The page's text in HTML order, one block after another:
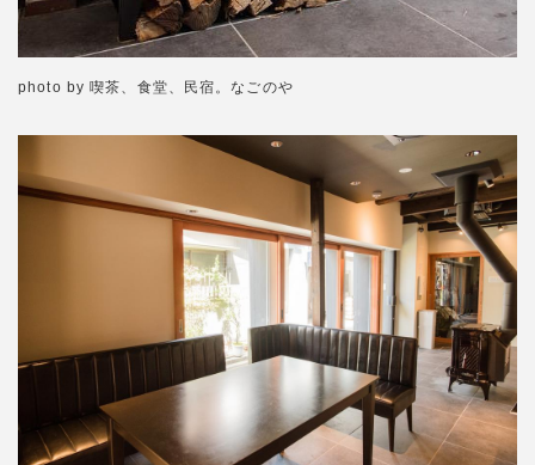
photo by 喫茶、食堂、民宿。なごのや